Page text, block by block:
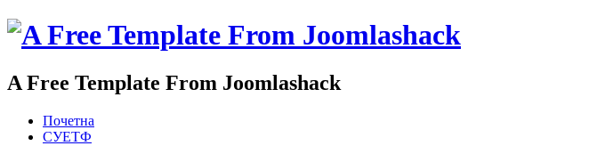
A Free Template From Joomlashack
Почетна
СУЕТФ